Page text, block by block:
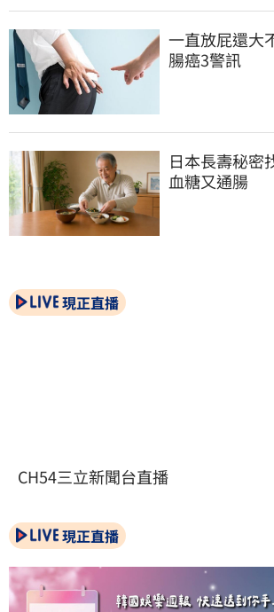
一直放屁還大
腸癌3警訊
日本長壽秘密
血糖又通腸
現正直播
CH54三立新聞台直播
現正直播